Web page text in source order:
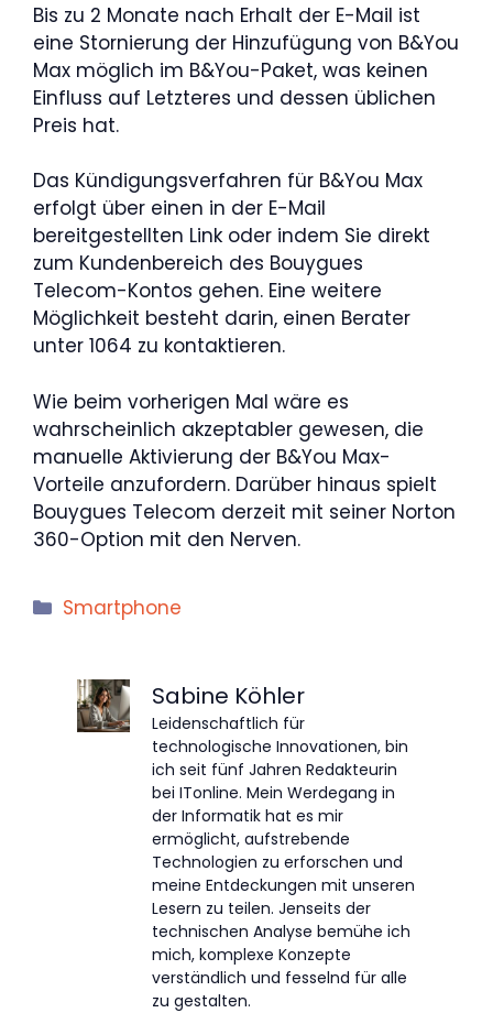
Bis zu 2 Monate nach Erhalt der E-Mail ist
eine Stornierung der Hinzufügung von B&You
Max möglich im B&You-Paket, was keinen
Einfluss auf Letzteres und dessen üblichen
Preis hat.
Das Kündigungsverfahren für B&You Max
erfolgt über einen in der E-Mail
bereitgestellten Link oder indem Sie direkt
zum Kundenbereich des Bouygues
Telecom-Kontos gehen. Eine weitere
Möglichkeit besteht darin, einen Berater
unter 1064 zu kontaktieren.
Wie beim vorherigen Mal wäre es
wahrscheinlich akzeptabler gewesen, die
manuelle Aktivierung der B&You Max-
Vorteile anzufordern. Darüber hinaus spielt
Bouygues Telecom derzeit mit seiner Norton
360-Option mit den Nerven.
Kategorien
Smartphone
Sabine Köhler
Leidenschaftlich für
technologische Innovationen, bin
ich seit fünf Jahren Redakteurin
bei ITonline. Mein Werdegang in
der Informatik hat es mir
ermöglicht, aufstrebende
Technologien zu erforschen und
meine Entdeckungen mit unseren
Lesern zu teilen. Jenseits der
technischen Analyse bemühe ich
mich, komplexe Konzepte
verständlich und fesselnd für alle
zu gestalten.